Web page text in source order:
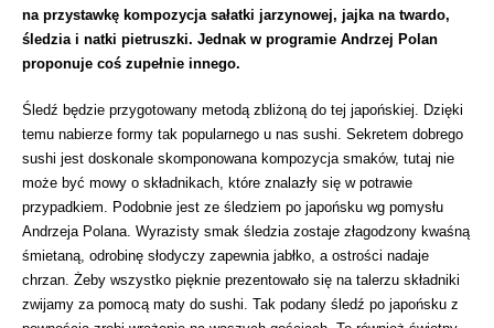
na przystawkę kompozycja sałatki jarzynowej, jajka na twardo,
śledzia i natki pietruszki. Jednak w programie Andrzej Polan
proponuje coś zupełnie innego.
Śledź będzie przygotowany metodą zbliżoną do tej japońskiej. Dzięki
temu nabierze formy tak popularnego u nas sushi. Sekretem dobrego
sushi jest doskonale skomponowana kompozycja smaków, tutaj nie
może być mowy o składnikach, które znalazły się w potrawie
przypadkiem. Podobnie jest ze śledziem po japońsku wg pomysłu
Andrzeja Polana. Wyrazisty smak śledzia zostaje złagodzony kwaśną
śmietaną, odrobinę słodyczy zapewnia jabłko, a ostrości nadaje
chrzan. Żeby wszystko pięknie prezentowało się na talerzu składniki
zwijamy za pomocą maty do sushi. Tak podany śledź po japońsku z